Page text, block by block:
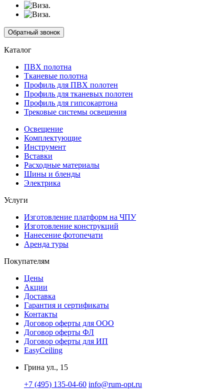
Обратный звонок
Каталог
ПВХ полотна
Тканевые полотна
Профиль для ПВХ полотен
Профиль для тканевых полотен
Профиль для гипсокартона
Трековые системы освещения
Освещение
Комплектующие
Инструмент
Вставки
Расходные материалы
Шины и бленды
Электрика
Услуги
Изготовление платформ на ЧПУ
Изготовление конструкций
Нанесение фотопечати
Аренда туры
Покупателям
Цены
Акции
Доставка
Гарантия и сертификаты
Контакты
Договор оферты для ООО
Договор оферты ФЛ
Договор оферты для ИП
EasyCeiling
Грина ул., 15
+7 (495) 135-04-60 info@rum-opt.ru